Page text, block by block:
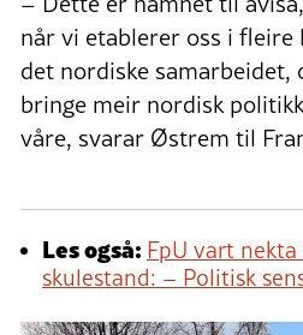
når vi etablerer oss i fleire
det nordiske samarbeidet,
bringe meir nordisk
våre, svarar Østrem til
Les også: FpU vart
skulestand: – Politisk